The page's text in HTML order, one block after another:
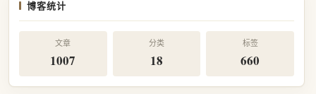
博客统计
文章
1007
分类
18
标签
660